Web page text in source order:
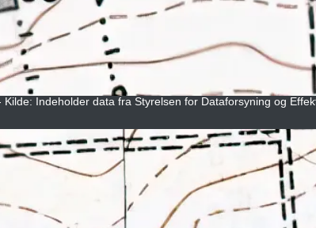
Indeholder data fra Styrelsen for Dataforsyning og